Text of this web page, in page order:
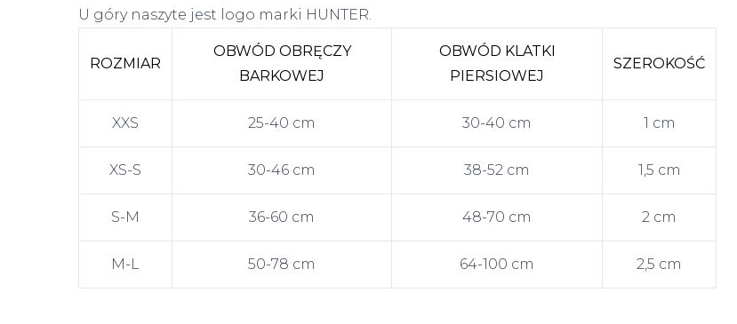
U góry naszyte jest logo marki HUNTER.
ROZMIAR
OBWÓD OBRĘCZY
BARKOWEJ
OBWÓD KLATKI
PIERSIOWEJ
SZEROKOŚĆ
XXS 25-40 cm 30-40 cm 1 cm
XS-S 30-46 cm 38-52 cm 1,5 cm
S-M 36-60 cm 48-70 cm 2 cm
M-L 50-78 cm 64-100 cm 2,5 cm